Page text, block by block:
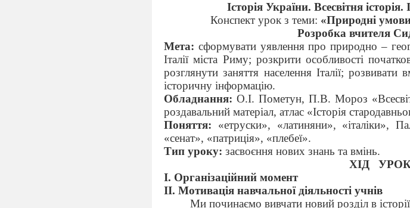
Історія України. Всесвітня
Конспект урок з теми: «Природні
Розробка вчителя
Мета: сформувати уявлення про природно –
Італії міста Риму; розкрити особливості
розглянути заняття населення Італії; розвивати
історичну інформацію.
Обладнання: О.І. Пометун, П.В. Мороз
роздавальний матеріал, атлас «Історія
Поняття: «етруски», «латиняни», «італіки»,
«сенат», «патриція», «плебеї».
Тип уроку: засвоєння нових знань та вмінь.
ХІД
І. Організаційний момент
II. Мотивація навчальної діяльності учнів
Ми починаємо вивчати новий розділ в